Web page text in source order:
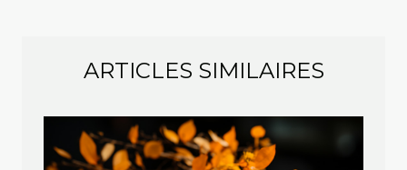
ARTICLES SIMILAIRES